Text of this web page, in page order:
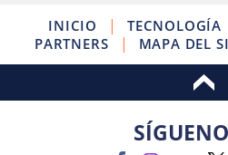
INICIO | TECNOLOGÍA
PARTNERS
| MAPA DEL